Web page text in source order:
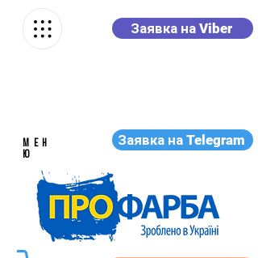
Заявка на Viber
Заявка на Telegram
МЕН
Ю